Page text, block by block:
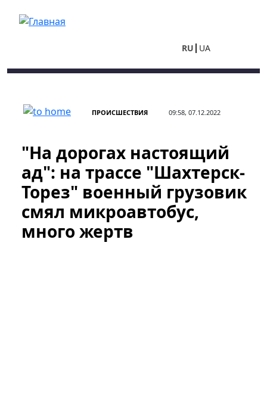
RU UA
ПРОИСШЕСТВИЯ 09:58, 07.12.2022
"На дорогах настоящий
ад": на трассе "Шахтерск-
Торез" военный грузовик
смял микроавтобус,
много жертв